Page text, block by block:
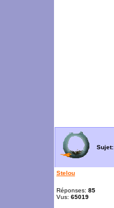
Sujet:
Stelou
Réponses: 85
Vus: 65019